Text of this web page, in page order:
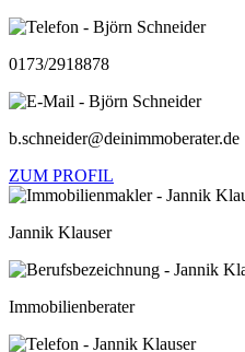
0173/2918878
b.schneider@deinimmoberater.de
ZUM PROFIL
Jannik Klauser
Immobilienberater